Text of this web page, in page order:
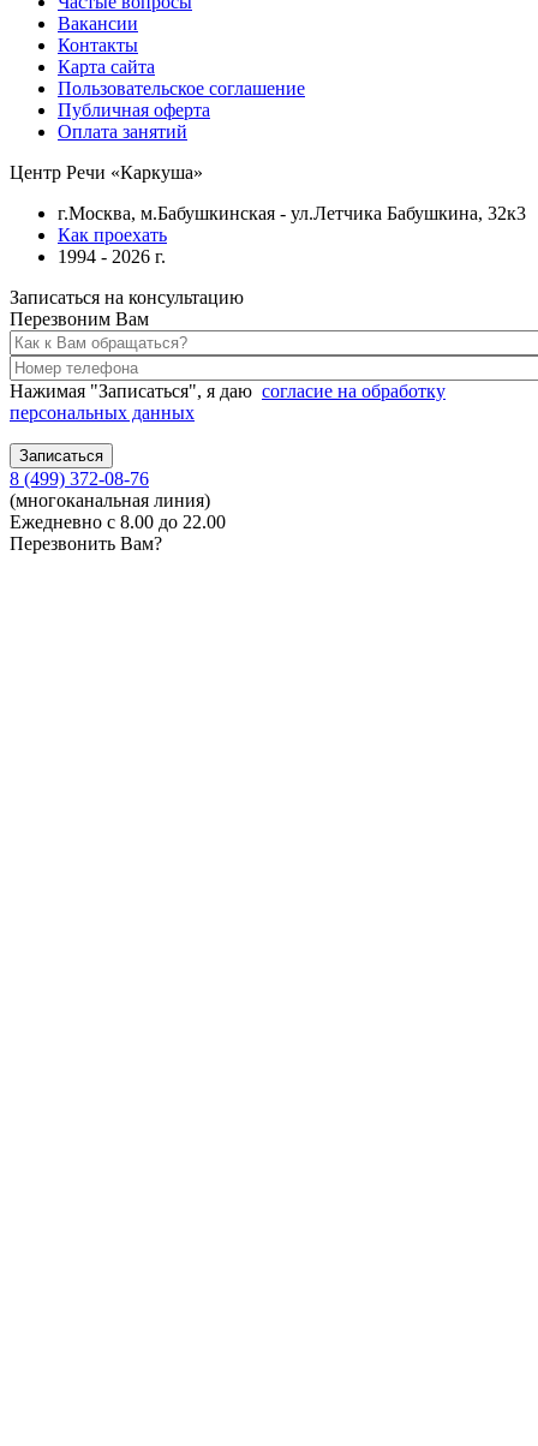
Вакансии
Контакты
Карта сайта
Пользовательское соглашение
Публичная оферта
Оплата занятий
Центр Речи «Каркуша»
г.Москва, м.Бабушкинская - ул.Летчика Бабушкина, 32к3
Как проехать
1994 - 2026 г.
Записаться на консультацию
Перезвоним Вам
Нажимая "Записаться", я даю согласие на обработку
персональных данных
8 (499) 372-08-76
(многоканальная линия)
Ежедневно с 8.00 до 22.00
Перезвонить Вам?